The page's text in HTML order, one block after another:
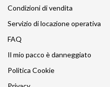
Condizioni di vendita
Servizio di locazione operativa
FAQ
Il mio pacco è danneggiato
Politica Cookie